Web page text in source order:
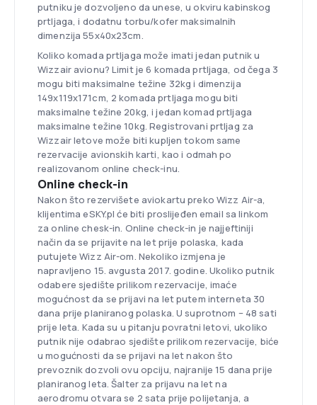
putniku je dozvoljeno da unese, u okviru kabinskog
prtljaga, i dodatnu torbu/kofer maksimalnih
dimenzija 55x40x23cm.
Koliko komada prtljaga može imati jedan putnik u
Wizzair avionu? Limit je 6 komada prtljaga, od čega 3
mogu biti maksimalne težine 32kg i dimenzija
149x119x171cm, 2 komada prtljaga mogu biti
maksimalne težine 20kg, i jedan komad prtljaga
maksimalne težine 10kg. Registrovani prtljag za
Wizzair letove može biti kupljen tokom same
rezervacije avionskih karti, kao i odmah po
realizovanom online check-inu.
Online check-in
Nakon što rezervišete aviokartu preko Wizz Air-a,
klijentima eSKY.pl će biti proslijeđen email sa linkom
za online chesk-in. Online check-in je najjeftiniji
način da se prijavite na let prije polaska, kada
putujete Wizz Air-om. Nekoliko izmjena je
napravljeno 15. avgusta 2017. godine. Ukoliko putnik
odabere sjedište prilikom rezervacije, imaće
mogućnost da se prijavi na let putem interneta 30
dana prije planiranog polaska. U suprotnom – 48 sati
prije leta. Kada su u pitanju povratni letovi, ukoliko
putnik nije odabrao sjedište prilikom rezervacije, biće
u mogućnosti da se prijavi na let nakon što
prevoznik dozvoli ovu opciju, najranije 15 dana prije
planiranog leta. Šalter za prijavu na let na
aerodromu otvara se 2 sata prije polijetanja, a